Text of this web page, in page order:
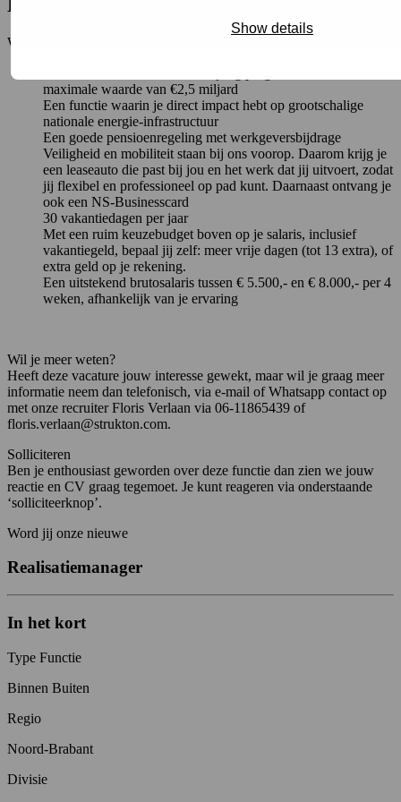
Show details
Wij waarderen jouw inzet en bieden daarvoor:
maximale waarde van €2,5 miljard
Een functie waarin je direct impact hebt op grootschalige
nationale energie‑infrastructuur
Een goede pensioenregeling met werkgeversbijdrage
Veiligheid en mobiliteit staan bij ons voorop. Daarom krijg je
een leaseauto die past bij jou en het werk dat jij uitvoert, zodat
jij flexibel en professioneel op pad kunt. Daarnaast ontvang je
ook een NS-Businesscard
30 vakantiedagen per jaar
Met een ruim keuzebudget boven op je salaris, inclusief
vakantiegeld, bepaal jij zelf: meer vrije dagen (tot 13 extra), of
extra geld op je rekening.
Een uitstekend brutosalaris tussen € 5.500,- en € 8.000,- per 4
weken, afhankelijk van je ervaring
Wil je meer weten?
Heeft deze vacature jouw interesse gewekt, maar wil je graag meer
informatie neem dan telefonisch, via e-mail of Whatsapp contact op
met onze recruiter Floris Verlaan via 06-11865439 of
floris.verlaan@strukton.com.
Solliciteren
Ben je enthousiast geworden over deze functie dan zien we jouw
reactie en CV graag tegemoet. Je kunt reageren via onderstaande
‘solliciteerknop’.
Word jij onze nieuwe
Realisatiemanager
In het kort
Type Functie
Binnen Buiten
Regio
Noord-Brabant
Divisie